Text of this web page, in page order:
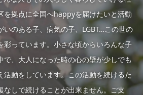
を拠点に全国へhappyを届けたいと活動
いのある子、病気の子、LGBT…この世の
彩っています。小さな頃からいろんな子
で、大人になった時の心の壁が少しでも
活動をしています。この活動を続けるた
なしで続けることが出来ません。ご支